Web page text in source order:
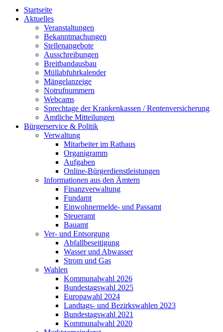
Startseite
Aktuelles
Veranstaltungen
Bekanntmachungen
Stellenangebote
Ausschreibungen
Breitbandausbau
Müllabfuhrkalender
Mängelanzeige
Notrufnummern
Webcams
Sprechtage der Krankenkassen / Rentenversicherung
Amtliche Mitteilungen
Bürgerservice & Politik
Verwaltung
Mitarbeiter im Rathaus
Organigramm
Aufgaben
Online-Bürgerdienstleistungen
Informationen aus den Ämtern
Finanzverwaltung
Fundamt
Einwohnermelde- und Passamt
Steueramt
Bauamt
Ver- und Entsorgung
Abfallbeseitigung
Wasser und Abwasser
Strom und Gas
Wahlen
Kommunalwahl 2026
Bundestagswahl 2025
Europawahl 2024
Landtags- und Bezirkswahlen 2023
Bundestagswahl 2021
Kommunalwahl 2020